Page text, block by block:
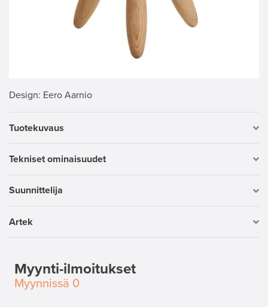
Design: Eero Aarnio
Tuotekuvaus
Tekniset ominaisuudet
Suunnittelija
Artek
Myynti-ilmoitukset
Myynnissä 0